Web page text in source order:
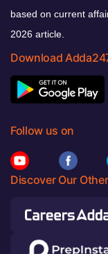
based on current
2026 article.
Download
Follow us on
Discover Our